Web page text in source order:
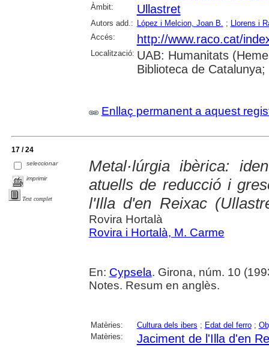
Àmbit: Ullastret
Autors add.: López i Melcion, Joan B. ;
Llorens i
Accés:
http://www.raco.cat/
Localització: UAB: Humanitats
Biblioteca de
Enllaç permanent a aquest
17 / 24
seleccionar
imprimir
Text complet
Metal·lúrgia ibèrica:
atuells de reducció i
l'Illa d'en Reixac
Rovira Hortalà
Rovira i Hortalà, M. Carme
En: Cypsela. Girona, núm. 10
Notes. Resum en anglès.
Matèries: Cultura dels ibers ; Edat del ferro;
Matèries:
Jaciment de l'Illa d'en